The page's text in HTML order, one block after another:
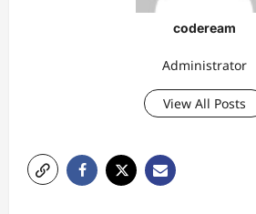
codeream
Administrator
View All Posts